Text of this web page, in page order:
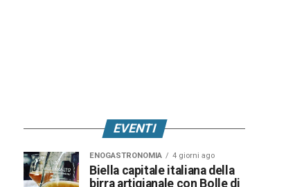
EVENTI
ENOGASTRONOMIA 4 giorni ago
Biella capitale italiana della
birra artigianale con Bolle di